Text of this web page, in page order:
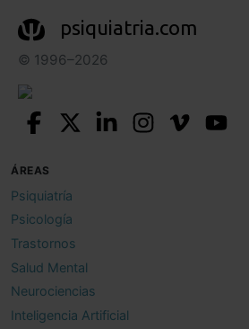
psiquiatria.com
© 1996–2026
ÁREAS
Psiquiatría
Psicología
Trastornos
Salud Mental
Neurociencias
Inteligencia Artificial